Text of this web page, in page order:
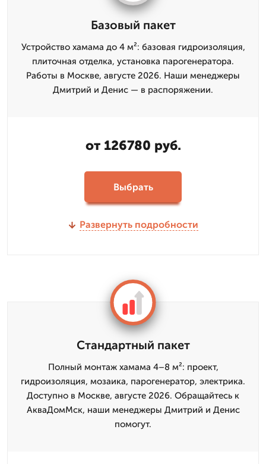
Базовый пакет
Устройство хамама до 4 м²: базовая гидроизоляция,
плиточная отделка, установка парогенератора.
Работы в Москве, августе 2026. Наши менеджеры
Дмитрий и Денис — в распоряжении.
от 126780 руб.
Выбрать
Развернуть подробности
Стандартный пакет
Полный монтаж хамама 4–8 м²: проект,
гидроизоляция, мозаика, парогенератор, электрика.
Доступно в Москве, августе 2026. Обращайтесь к
АкваДомМск, наши менеджеры Дмитрий и Денис
помогут.